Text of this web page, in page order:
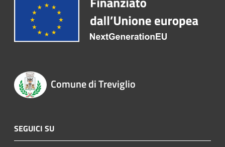
Comune di Treviglio
SEGUICI SU